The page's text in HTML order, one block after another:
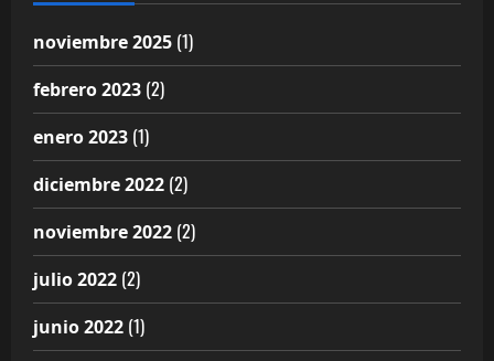
noviembre 2025 (1)
febrero 2023 (2)
enero 2023 (1)
diciembre 2022 (2)
noviembre 2022 (2)
julio 2022 (2)
junio 2022 (1)